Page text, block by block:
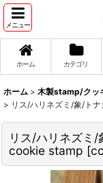
メニュー
ホーム カテゴリ
ホーム > 木製stamp/クッ
> リス/ハリネズミ/象/ト
リス/ハリネズミ
cookie stamp [